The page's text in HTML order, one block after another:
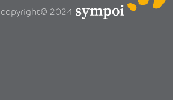
copyright© 2024